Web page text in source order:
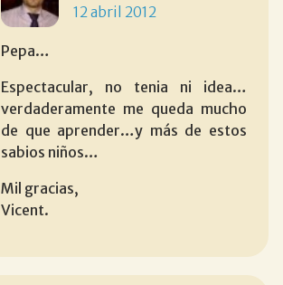
12 abril 2012
Pepa…
Espectacular, no tenia ni idea…
verdaderamente me queda mucho
de que aprender…y más de estos
sabios niños…
Mil gracias,
Vicent.